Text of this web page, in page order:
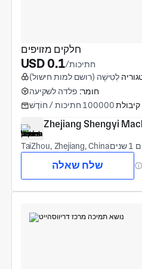
חלקים מזויפים
USD 0.1 /חתיכות
לְטִישָׁה (רושם למות חישול)
חומר: פלדה לשקיעה
קיבולת 100000 חתיכות / חוֹדֶשׁ
Zhejiang Shengyi
TaiZhou, Zhejiang, China
שלח שאלה